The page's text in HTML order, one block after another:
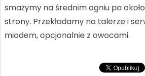
smażymy na średnim ogniu po
strony. Przekładamy na talerze i
miodem, opcjonalnie z owocami.